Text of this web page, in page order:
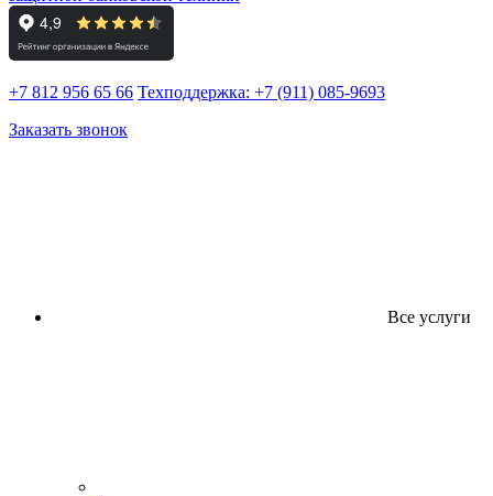
+7 812 956 65 66 Техподдержка: +7 (911) 085-9693
Заказать звонок
Все услуги